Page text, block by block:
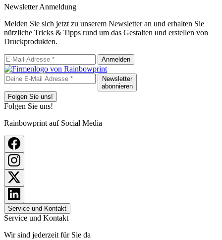
Newsletter Anmeldung
Melden Sie sich jetzt zu unserem Newsletter an und erhalten Sie
nützliche Tricks & Tipps rund um das Gestalten und erstellen von
Druckprodukten.
Anmelden
Newsletter
abonnieren
Folgen Sie uns!
Folgen Sie uns!
Rainbowprint auf Social Media
Service und Kontakt
Service und Kontakt
Wir sind jederzeit für Sie da